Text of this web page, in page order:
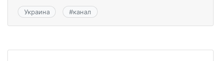
Украина #канал